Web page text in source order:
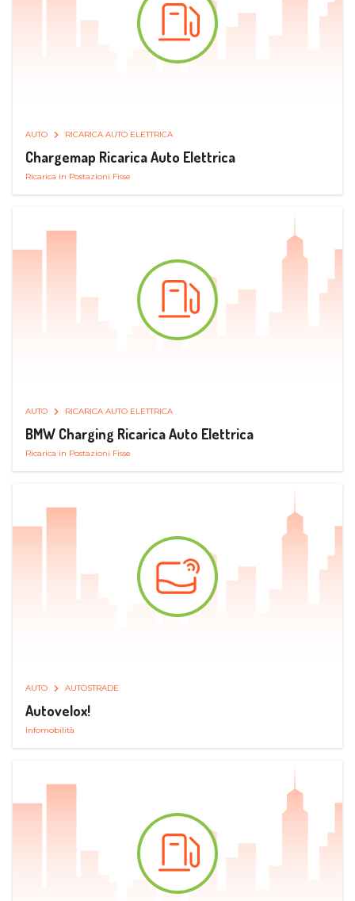
AUTO RICARICA AUTO ELETTRICA
Chargemap Ricarica Auto Elettrica
Ricarica in Postazioni Fisse
AUTO RICARICA AUTO ELETTRICA
BMW Charging Ricarica Auto Elettrica
Ricarica in Postazioni Fisse
AUTO AUTOSTRADE
Autovelox!
Infomobilità